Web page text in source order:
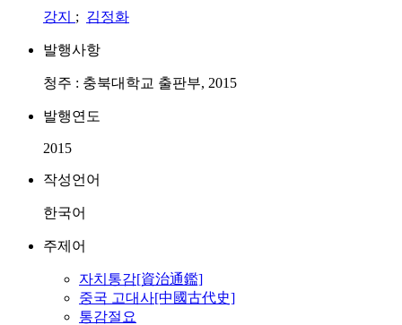
강지 ; 김정화
발행사항
청주 : 충북대학교 출판부, 2015
발행연도
2015
작성언어
한국어
주제어
자치통감[資治通鑑]
중국 고대사[中國古代史]
통감절요